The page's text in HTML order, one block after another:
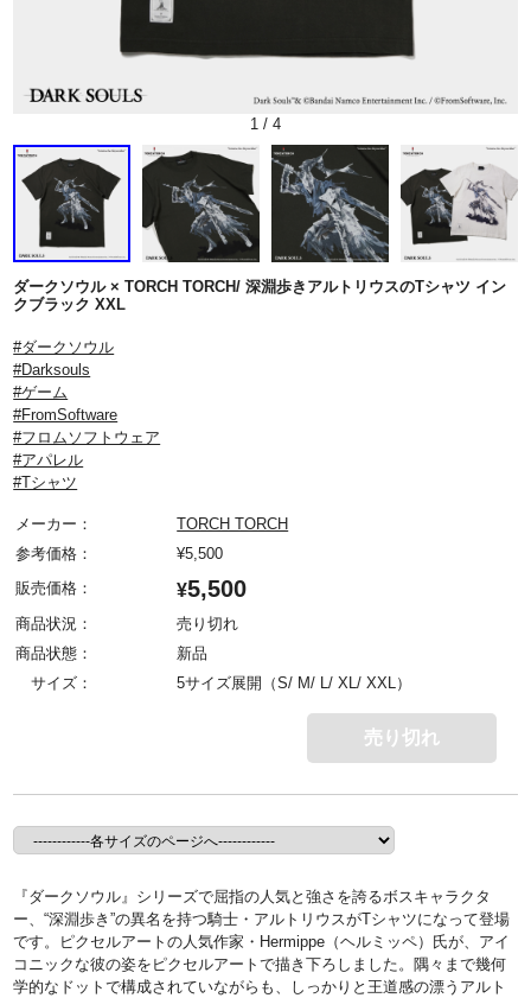
1 / 4
ダークソウル × TORCH TORCH/ 深淵歩きアルトリウスのTシャツ イン
クブラック XXL
#ダークソウル
#Darksouls
#ゲーム
#FromSoftware
#フロムソフトウェア
#アパレル
#Tシャツ
メーカー：
TORCH TORCH
参考価格：
¥5,500
販売価格：
¥5,500
商品状況：
売り切れ
商品状態：
新品
サイズ：
5サイズ展開（S/ M/ L/ XL/ XXL）
売り切れ
『ダークソウル』シリーズで屈指の人気と強さを誇るボスキャラクタ
ー、“深淵歩き”の異名を持つ騎士・アルトリウスがTシャツになって登場
です。ピクセルアートの人気作家・Hermippe（ヘルミッペ）氏が、アイ
コニックな彼の姿をピクセルアートで描き下ろしました。隅々まで幾何
学的なドットで構成されていながらも、しっかりと王道感の漂うアルト